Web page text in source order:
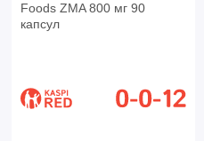
Foods ZMA 800 мг 90
капсул